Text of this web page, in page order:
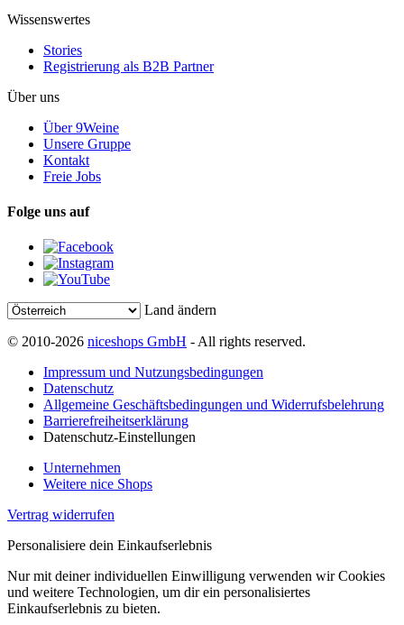
Wissenswertes
Stories
Registrierung als B2B Partner
Über uns
Über 9Weine
Unsere Gruppe
Kontakt
Freie Jobs
Folge uns auf
Land ändern
© 2010-2026 niceshops GmbH - All rights reserved.
Impressum und Nutzungsbedingungen
Datenschutz
Allgemeine Geschäftsbedingungen und Widerrufsbelehrung
Barrierefreiheitserklärung
Datenschutz-Einstellungen
Unternehmen
Weitere nice Shops
Vertrag widerrufen
Personalisiere dein Einkaufserlebnis
Nur mit deiner individuellen Einwilligung verwenden wir Cookies
und weitere Technologien, um dir ein personalisiertes
Einkaufserlebnis zu bieten.